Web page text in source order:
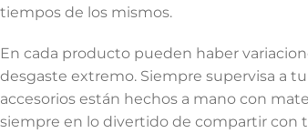
tiempos de los mismos.
En cada producto pueden haber
desgaste extremo. Siempre supervisa a
accesorios están hechos a mano con
siempre en lo divertido de compartir con